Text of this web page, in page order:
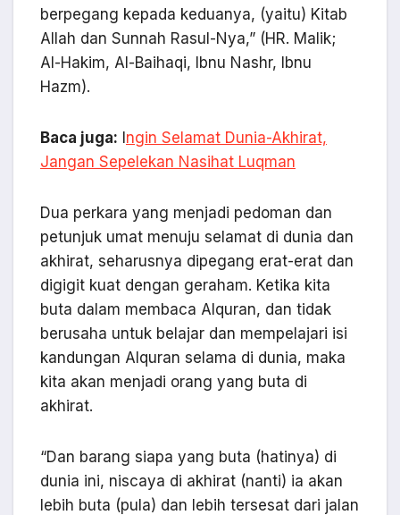
berpegang kepada keduanya, (yaitu) Kitab
Allah dan Sunnah Rasul-Nya,” (HR. Malik;
Al-Hakim, Al-Baihaqi, Ibnu Nashr, Ibnu
Hazm).
Baca juga: Ingin Selamat Dunia-Akhirat,
Jangan Sepelekan Nasihat Luqman
Dua perkara yang menjadi pedoman dan
petunjuk umat menuju selamat di dunia dan
akhirat, seharusnya dipegang erat-erat dan
digigit kuat dengan geraham. Ketika kita
buta dalam membaca Alquran, dan tidak
berusaha untuk belajar dan mempelajari isi
kandungan Alquran selama di dunia, maka
kita akan menjadi orang yang buta di
akhirat.
“Dan barang siapa yang buta (hatinya) di
dunia ini, niscaya di akhirat (nanti) ia akan
lebih buta (pula) dan lebih tersesat dari jalan